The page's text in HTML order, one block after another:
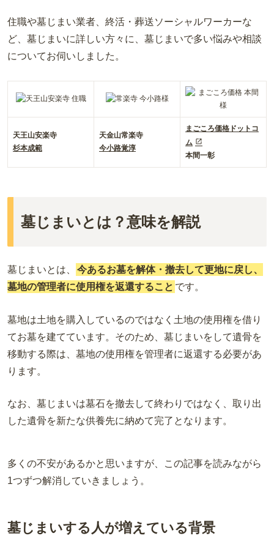
住職や墓じまい業者、終活・葬送ソーシャルワーカーな
ど、墓じまいに詳しい方々に、墓じまいで多い悩みや相談
についてお伺いしました。
天王山安楽寺
杉本成範
天金山常楽寺
今小路覚淳
まごころ価格ドットコ
ム
本間一彰
墓じまいとは？意味を解説
墓じまいとは、
今あるお墓を解体・撤去して更地に戻し、
墓地の管理者に使用権を返還すること です。
墓地は土地を購入しているのではなく土地の使用権を借り
てお墓を建てています。そのため、墓じまいをして遺骨を
移動する際は、墓地の使用権を管理者に返還する必要があ
ります。
なお、墓じまいは墓石を撤去して終わりではなく、取り出
した遺骨を新たな供養先に納めて完了となります。
多くの不安があるかと思いますが、この記事を読みながら
1つずつ解消していきましょう。
墓じまいする人が増えている背景